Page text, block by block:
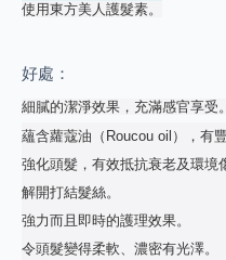
使用東方美人護髮素。
好處：
細膩的潔淨效果，充滿感官享受。
蘊含蘿蔻油（Roucou oil），有
強化頭髮，有效抵抗衰老及環境
解開打結髮絲。
強力而且即時的護理效果。
令頭髮變得柔軟、濃密有光澤。